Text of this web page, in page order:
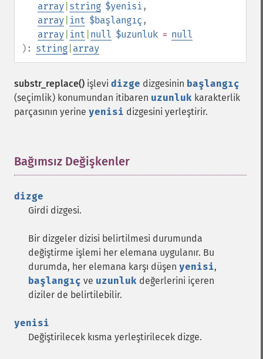
array string $yenisi,
array int $başlangıç ,
array int null $uzunluk = null
): string array
substr_replace() işlevi dizge dizgesinin başlangıç
(seçimlik) konumundan itibaren uzunluk karakterlik
parçasının yerine yenisi dizgesini yerleştirir.
Bağımsız Değişkenler
dizge
Girdi dizgesi.
Bir dizgeler dizisi belirtilmesi durumunda
değiştirme işlemi her elemana uygulanır. Bu
durumda, her elemana karşı düşen yenisi,
başlangıç ve uzunluk değerlerini içeren
diziler de belirtilebilir.
yenisi
Değiştirilecek kısma yerleştirilecek dizge.